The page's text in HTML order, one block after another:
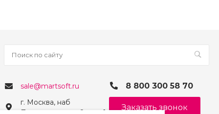
sale@martsoft.ru 8 800 300 58 70
г. Москва, наб
Заказать звонок